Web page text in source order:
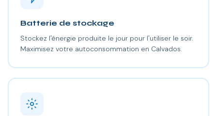
Batterie de stockage
Stockez l'énergie produite le jour pour l'utiliser le soir.
Maximisez votre autoconsommation en Calvados.